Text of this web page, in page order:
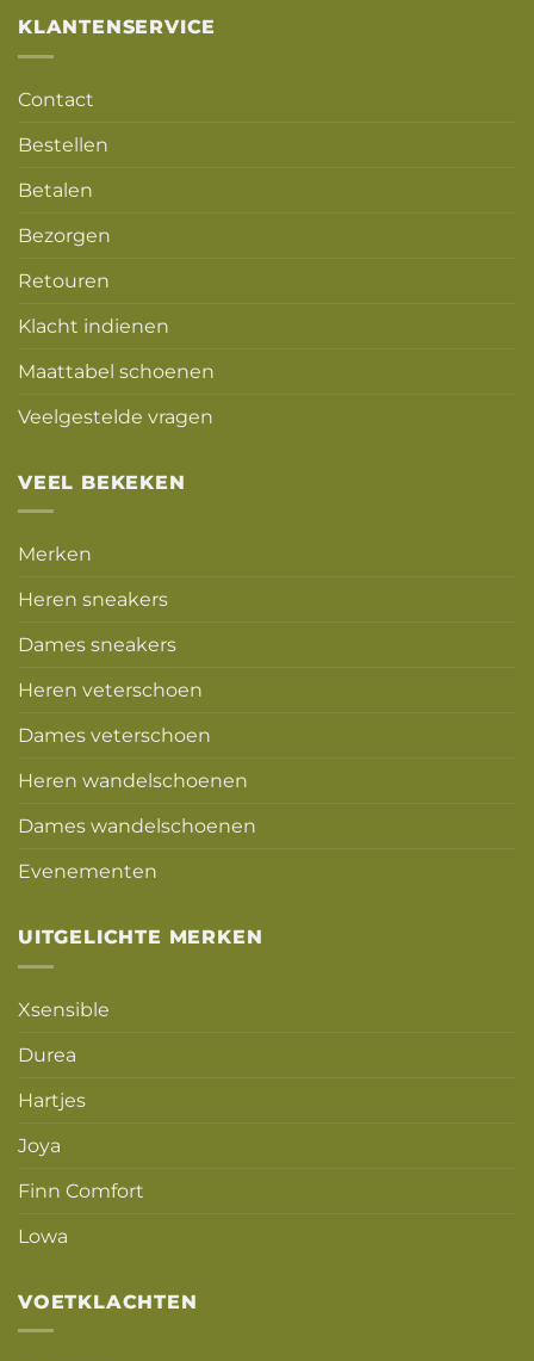
KLANTENSERVICE
Contact
Bestellen
Betalen
Bezorgen
Retouren
Klacht indienen
Maattabel schoenen
Veelgestelde vragen
VEEL BEKEKEN
Merken
Heren sneakers
Dames sneakers
Heren veterschoen
Dames veterschoen
Heren wandelschoenen
Dames wandelschoenen
Evenementen
UITGELICHTE MERKEN
Xsensible
Durea
Hartjes
Joya
Finn Comfort
Lowa
VOETKLACHTEN